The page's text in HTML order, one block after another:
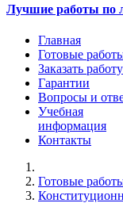
Лучшие работы по
Главная
Готовые
Заказать работу
Гарантии
Вопросы и
Учебная
информация
Контакты
Готовые